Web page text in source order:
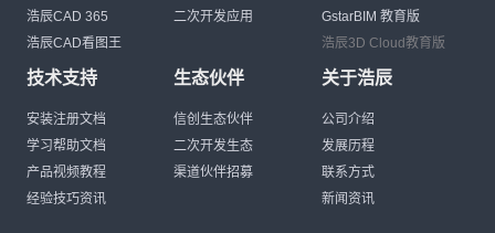
浩辰CAD 365
浩辰CAD看图王
二次开发应用
GstarBIM 教育版
浩辰3D Cloud教育版
技术支持
安装注册文档
学习帮助文档
产品视频教程
经验技巧资讯
生态伙伴
信创生态伙伴
二次开发生态
渠道伙伴招募
关于浩辰
公司介绍
发展历程
联系方式
新闻资讯